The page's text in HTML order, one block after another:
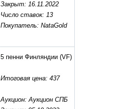
Закрыт: 16.11.2022
Число ставок: 13
Покупатель: NataGold
5 пенни Финляндии (VF)
Итоговая цена: 437
Аукцион: Аукцион СПБ